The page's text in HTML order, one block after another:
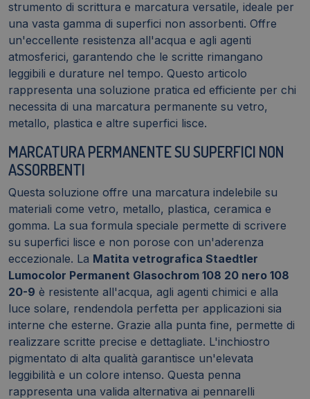
strumento di scrittura e marcatura versatile, ideale per
una vasta gamma di superfici non assorbenti. Offre
un'eccellente resistenza all'acqua e agli agenti
atmosferici, garantendo che le scritte rimangano
leggibili e durature nel tempo. Questo articolo
rappresenta una soluzione pratica ed efficiente per chi
necessita di una marcatura permanente su vetro,
metallo, plastica e altre superfici lisce.
MARCATURA PERMANENTE SU SUPERFICI NON
ASSORBENTI
Questa soluzione offre una marcatura indelebile su
materiali come vetro, metallo, plastica, ceramica e
gomma. La sua formula speciale permette di scrivere
su superfici lisce e non porose con un'aderenza
eccezionale. La Matita vetrografica Staedtler
Lumocolor Permanent Glasochrom 108 20 nero 108
20-9 è resistente all'acqua, agli agenti chimici e alla
luce solare, rendendola perfetta per applicazioni sia
interne che esterne. Grazie alla punta fine, permette di
realizzare scritte precise e dettagliate. L'inchiostro
pigmentato di alta qualità garantisce un'elevata
leggibilità e un colore intenso. Questa penna
rappresenta una valida alternativa ai pennarelli